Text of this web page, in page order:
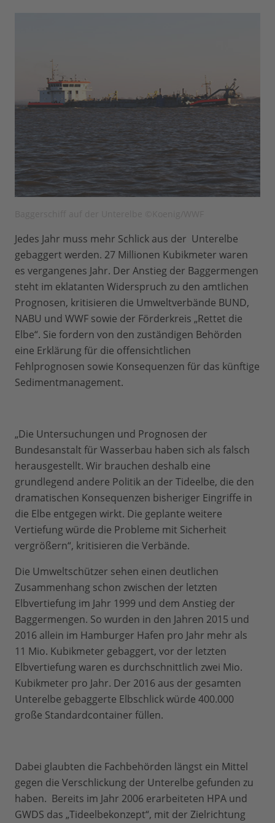
Jedes Jahr muss mehr Schlick aus der Unterelbe
gebaggert werden. 27 Millionen Kubikmeter waren
es vergangenes Jahr. Der Anstieg der Baggermengen
steht im eklatanten Widerspruch zu den amtlichen
Prognosen, kritisieren die Umweltverbände BUND,
NABU und WWF sowie der Förderkreis „Rettet die
Elbe“. Sie fordern von den zuständigen Behörden
eine Erklärung für die offensichtlichen
Fehlprognosen sowie Konsequenzen für das künftige
Sedimentmanagement.
„Die Untersuchungen und Prognosen der
Bundesanstalt für Wasserbau haben sich als falsch
herausgestellt. Wir brauchen deshalb eine
grundlegend andere Politik an der Tideelbe, die den
dramatischen Konsequenzen bisheriger Eingriffe in
die Elbe entgegen wirkt. Die geplante weitere
Vertiefung würde die Probleme mit Sicherheit
vergrößern“, kritisieren die Verbände.
Die Umweltschützer sehen einen deutlichen
Zusammenhang schon zwischen der letzten
Elbvertiefung im Jahr 1999 und dem Anstieg der
Baggermengen. So wurden in den Jahren 2015 und
2016 allein im Hamburger Hafen pro Jahr mehr als
11 Mio. Kubikmeter gebaggert, vor der letzten
Elbvertiefung waren es durchschnittlich zwei Mio.
Kubikmeter pro Jahr. Der 2016 aus der gesamten
Unterelbe gebaggerte Elbschlick würde 400.000
große Standardcontainer füllen.
Dabei glaubten die Fachbehörden längst ein Mittel
gegen die Verschlickung der Unterelbe gefunden zu
haben. Bereits im Jahr 2006 erarbeiteten HPA und
GWDS das „Tideelbekonzept“, mit der Zielrichtung